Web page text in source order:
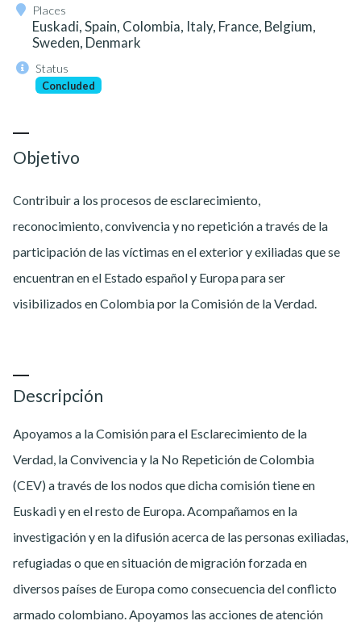
Objetivo
Contribuir a los procesos de esclarecimiento,
reconocimiento, convivencia y no repetición a través de la
participación de las víctimas en el exterior y exiliadas que se
encuentran en el Estado español y Europa para ser
visibilizados en Colombia por la Comisión de la Verdad.
Descripción
Apoyamos a la Comisión para el Esclarecimiento de la
Verdad, la Convivencia y la No Repetición de Colombia
(CEV) a través de los nodos que dicha comisión tiene en
Euskadi y en el resto de Europa. Acompañamos en la
investigación y en la difusión acerca de las personas exiliadas,
refugiadas o que en situación de migración forzada en
diversos países de Europa como consecuencia del conflicto
armado colombiano. Apoyamos las acciones de atención
Places
Euskadi, Spain, Colombia, Italy, France, Belgium,
Sweden, Denmark
Status
Concluded